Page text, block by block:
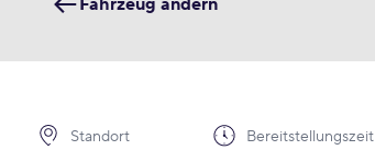
Fahrzeug ändern
Standort Bereitstellungszeit